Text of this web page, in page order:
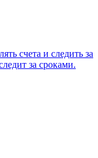
счета и следить за
за сроками.